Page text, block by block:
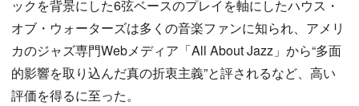
ックを背景にした6弦ベースのプレイを軸にしたハウス・
オブ・ウォーターズは多くの音楽ファンに知られ、アメリ
カのジャズ専門Webメディア「All About Jazz」から“多面
的影響を取り込んだ真の折衷主義”と評されるなど、高い
評価を得るに至った。